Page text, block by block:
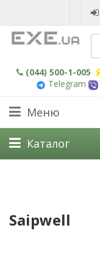
(044) 500-1-005
Telegram
Меню
Каталог
Saipwell